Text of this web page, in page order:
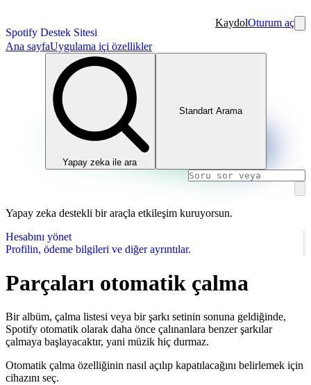
Spotify Destek Sitesi
KaydolOturum aç
Ana sayfaUygulama içi özellikler
Yapay zeka ile ara
Standart Arama
Yapay zeka destekli bir araçla etkileşim kuruyorsun.
Hesabını yönet
Profilin, ödeme bilgileri ve diğer ayrıntılar.
Parçaları otomatik çalma
Bir albüm, çalma listesi veya bir şarkı setinin sonuna geldiğinde,
Spotify otomatik olarak daha önce çalınanlara benzer şarkılar
çalmaya başlayacaktır, yani müzik hiç durmaz.
Otomatik çalma özelliğinin nasıl açılıp kapatılacağını belirlemek için
cihazını seç.